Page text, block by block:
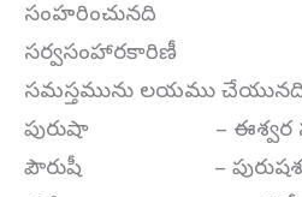
సంహరించునది
సర్వసంహారకారిణీ –
సమస్తమును లయము
పురుషా – ఈశ్వర
పౌరుషీ – పురుషశక్తి